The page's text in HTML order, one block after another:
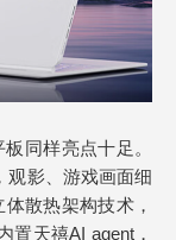
同样亮点十足。
观影、游戏画面细
散热架构技术，
置天禧AI agent，